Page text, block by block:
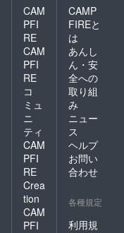
fire.jp/custo
mer-
harassment
）」に基づ
き、すべて
のご支援者
様と誠実に
向き合って
おります。
過度な要求
や威圧的な
言動など、
正常なコ
ミュニケー
CAM
PFI
RE
CAM
PFI
RE
コ
ミュ
ニ
ティ
CAM
PFI
RE
Crea
tion
CAM
PFI
CAMP
FIREと
は
あんし
ん・安
全への
取り組
み
ニュー
ス
ヘルプ
お問い
合わせ
各種規定
利用規